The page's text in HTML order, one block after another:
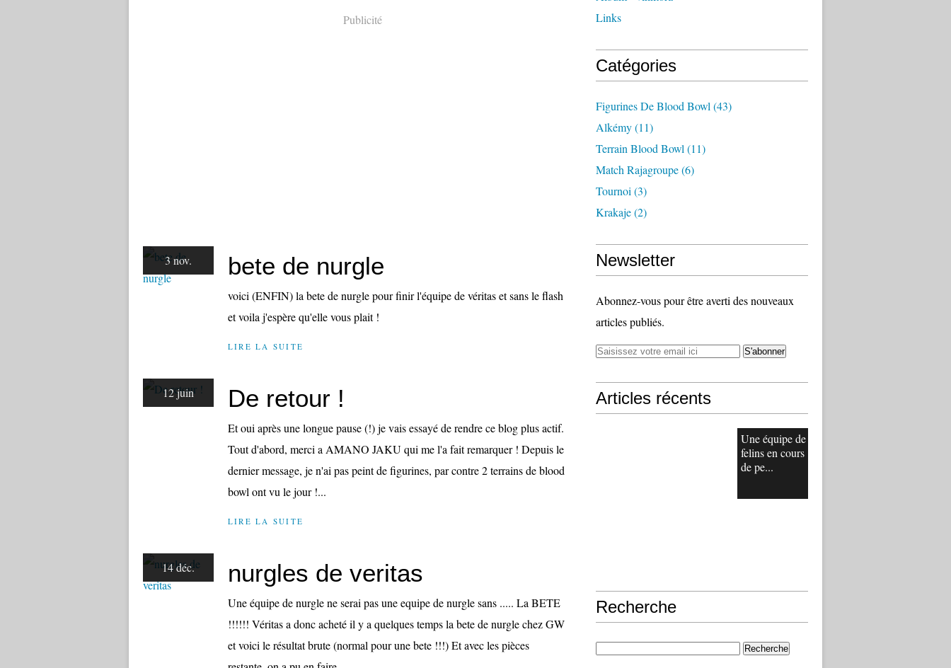
Publicité
3 nov. bete de nurgle
voici (ENFIN) la bete de nurgle pour finir l'équipe de véritas et sans le flash
et voila j'espère qu'elle vous plait !
LIRE LA SUITE
12 juin De retour !
Et oui après une longue pause (!) je vais essayé de rendre ce blog plus actif.
Tout d'abord, merci a AMANO JAKU qui me l'a fait remarquer ! Depuis le
dernier message, je n'ai pas peint de figurines, par contre 2 terrains de blood
bowl ont vu le jour !...
LIRE LA SUITE
14 déc. nurgles de veritas
Une équipe de nurgle ne serai pas une equipe de nurgle sans ..... La BETE
!!!!!! Véritas a donc acheté il y a quelques temps la bete de nurgle chez GW
et voici le résultat brute (normal pour une bete !!!) Et avec les pièces
Links
Catégories
Figurines De Blood Bowl (43)
Alkémy(11)
Terrain Blood Bowl (11)
Match Rajagroupe(6)
Tournoi (3)
Krakaje(2)
Newsletter
Abonnez-vous pour être averti des nouveaux
articles publiés.
Articles récents
Une équipe de
felins en cours
de pe...
Recherche